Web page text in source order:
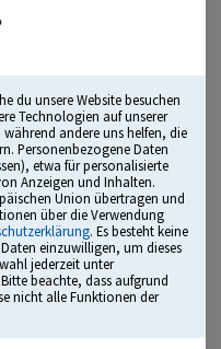
du unsere Website besuchen
Technologien auf unserer
andere uns helfen, die
Personenbezogene Daten
etwa für personalisierte
Anzeigen und Inhalten.
Union übertragen und
über die Verwendung
. Es besteht keine
einzuwilligen, um dieses
jederzeit unter
beachte, dass aufgrund
nicht alle Funktionen der
Bildungsmedium“
dem Comenius Award
und mehr
vielen Originalfragen
Tipps und Tricks
und